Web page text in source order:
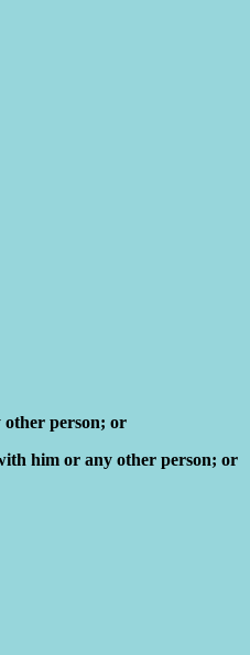
other person; or
him or any other person; or